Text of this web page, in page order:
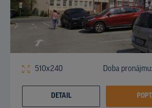
510x240 Doba pronájmu:
DETAIL